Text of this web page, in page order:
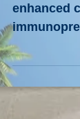
enhanced
RNA-タン
の分子機能
複合的な解